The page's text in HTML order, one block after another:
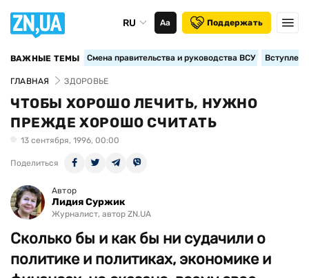
RU Аа Поддержать
ВАЖНЫЕ ТЕМЫ Смена правительства и руководства ВСУ
ГЛАВНАЯ ЗДОРОВЬЕ
ЧТОБЫ ХОРОШО ЛЕЧИТЬ, НУЖНО
ПРЕЖДЕ ХОРОШО СЧИТАТЬ
13 сентября, 1996, 00:00
Поделиться
Автор
Лидия Суржик
Журналист, автор ZN.UA
Сколько бы и как бы ни судачили о
политике и политиках, экономике и